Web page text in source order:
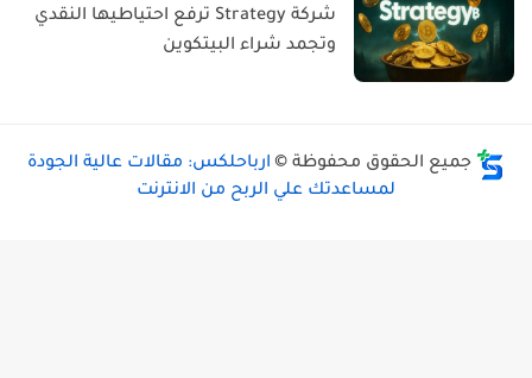
شركة Strategy ترفع احتياطيها النقدي
وتجمد شراء البيتكوين
جميع الحقوق محفوظة © ارباحلكس: مقالات عالية الجودة
لمساعدتك علي الربح من الانترنت